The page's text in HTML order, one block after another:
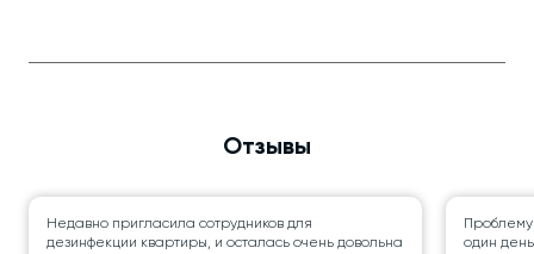
Отзывы
Недавно пригласила сотрудников для
дезинфекции квартиры, и осталась очень довольна
один